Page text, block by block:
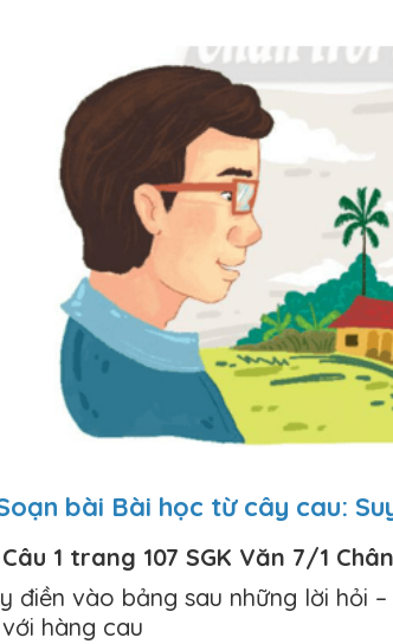
bài Bài học từ cây cau:
Câu 1 trang 107 SGK Văn 7/1
điền vào bảng sau những lời hỏi
hàng cau